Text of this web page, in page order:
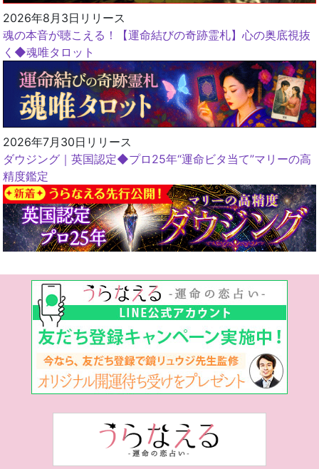
2026年8月3日リリース
魂の本音が聴こえる！【運命結びの奇跡霊札】心の奥底視抜
く◆魂唯タロット
2026年7月30日リリース
ダウジング｜英国認定◆プロ25年“運命ビタ当て”マリーの高
精度鑑定